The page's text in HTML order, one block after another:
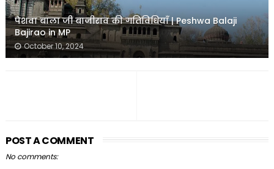
पेशवा बाला जी बाजीराव की गतिविधियाँ | Peshwa Balaji
Bajirao in MP
October 10, 2024
POST A COMMENT
No comments: